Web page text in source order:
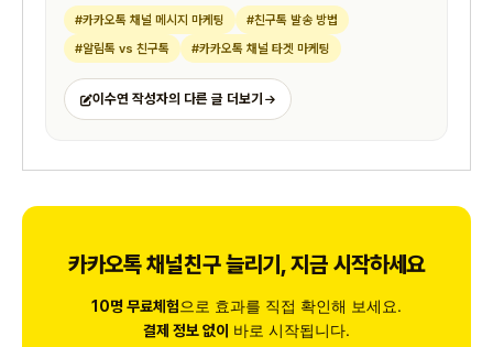
#카카오톡 채널 메시지 마케팅
#친구톡 발송 방법
#알림톡 vs 친구톡
#카카오톡 채널 타겟 마케팅
이수연 작성자의 다른 글 더보기
카카오톡 채널친구 늘리기, 지금 시작하세요
10명 무료체험으로 효과를 직접 확인해 보세요.
결제 정보 없이 바로 시작됩니다.